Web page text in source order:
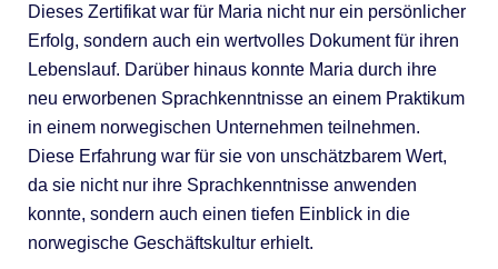
Dieses Zertifikat war für Maria nicht nur ein persönlicher
Erfolg, sondern auch ein wertvolles Dokument für ihren
Lebenslauf. Darüber hinaus konnte Maria durch ihre
neu erworbenen Sprachkenntnisse an einem Praktikum
in einem norwegischen Unternehmen teilnehmen.
Diese Erfahrung war für sie von unschätzbarem Wert,
da sie nicht nur ihre Sprachkenntnisse anwenden
konnte, sondern auch einen tiefen Einblick in die
norwegische Geschäftskultur erhielt.